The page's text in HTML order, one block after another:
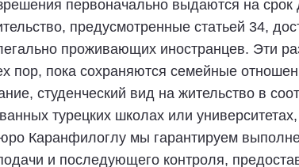
первоначально выдаются на срок
предусмотренные статьей 34,
проживающих иностранцев. Эти
пор, пока сохраняются семейные
студенческий вид на жительство в
турецких школах или
Каранфилоглу мы гарантируем
и последующего контроля,